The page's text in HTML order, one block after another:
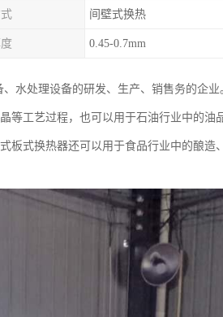
间壁式换热
0.45-0.7mm
水处理设备的研发、生产、销售务的企业
等工艺过程，也可以用于石油行业中的油
板式换热器还可以用于食品行业中的酿造